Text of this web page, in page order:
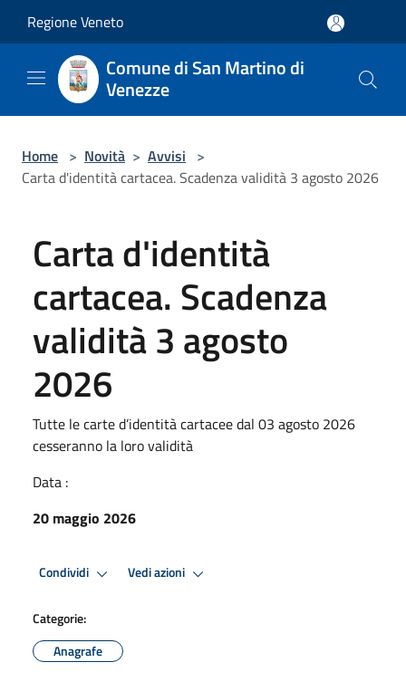
Regione Veneto
Comune di San Martino di
Venezze
Home > Novità > Avvisi >
Carta d'identità cartacea. Scadenza validità 3 agosto 2026
Carta d'identità
cartacea. Scadenza
validità 3 agosto
2026
Tutte le carte d’identità cartacee dal 03 agosto 2026
cesseranno la loro validità
Data :
20 maggio 2026
Condividi Vedi azioni
Categorie:
Anagrafe